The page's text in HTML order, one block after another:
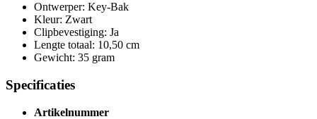
Ontwerper: Key-Bak
Kleur: Zwart
Clipbevestiging: Ja
Lengte totaal: 10,50 cm
Gewicht: 35 gram
Specificaties
Artikelnummer